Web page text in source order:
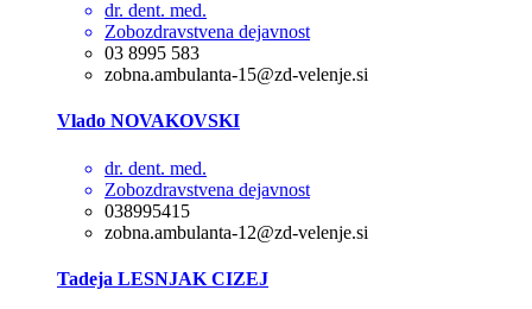
dr. dent. med.
Zobozdravstvena dejavnost
03 8995 583
zobna.ambulanta-15@zd-velenje.si
Vlado NOVAKOVSKI
dr. dent. med.
Zobozdravstvena dejavnost
038995415
zobna.ambulanta-12@zd-velenje.si
Tadeja LESNJAK CIZEJ